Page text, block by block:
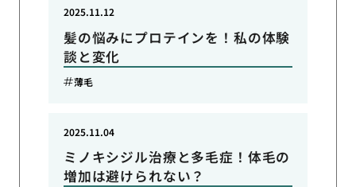
髪の悩みにプロテインを！私の体験
談と変化
2025.11.12
薄毛
ミノキシジル治療と多毛症！体毛の
増加は避けられない？
2025.11.04